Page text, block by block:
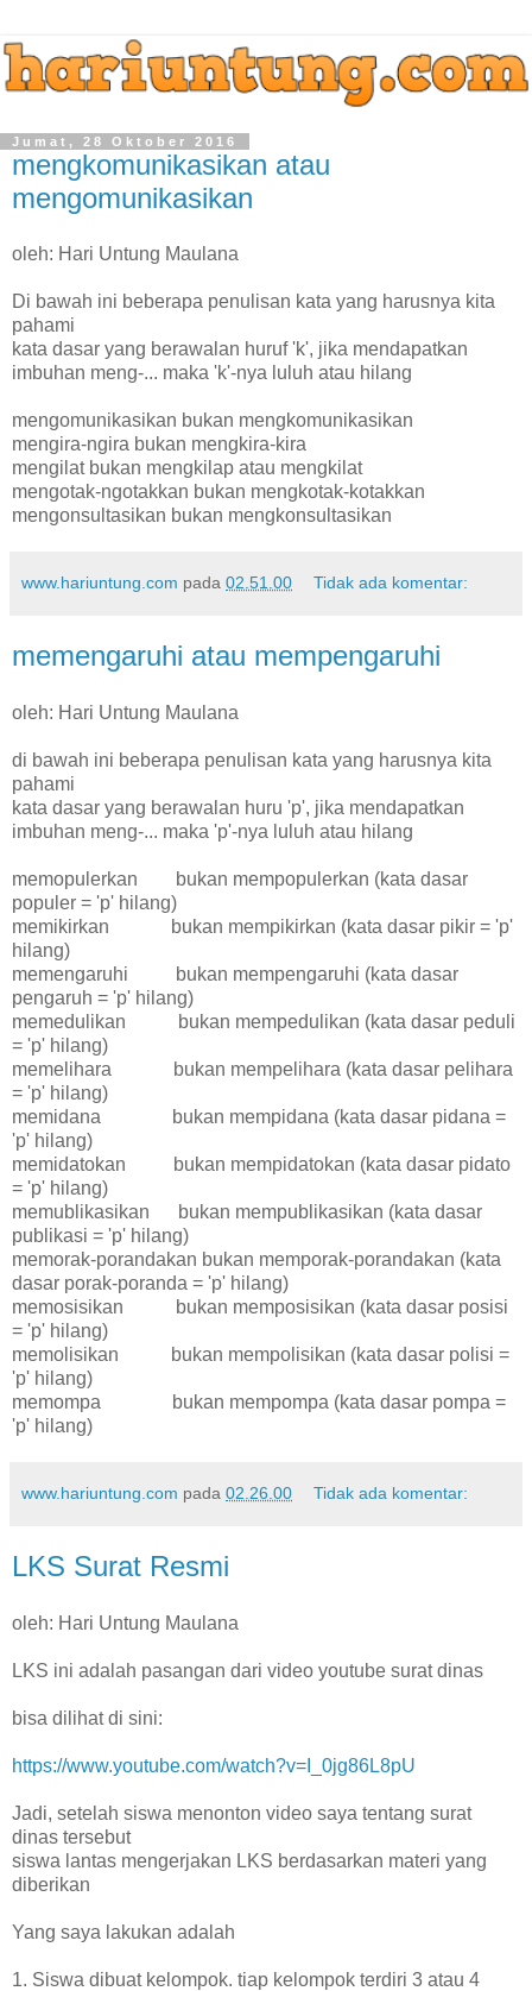
Jumat, 28 Oktober 2016
mengkomunikasikan atau
mengomunikasikan
oleh: Hari Untung Maulana
Di bawah ini beberapa penulisan kata yang harusnya kita
pahami
kata dasar yang berawalan huruf 'k', jika mendapatkan
imbuhan meng-... maka 'k'-nya luluh atau hilang
mengomunikasikan bukan mengkomunikasikan
mengira-ngira bukan mengkira-kira
mengilat bukan mengkilap atau mengkilat
mengotak-ngotakkan bukan mengkotak-kotakkan
mengonsultasikan bukan mengkonsultasikan
www.hariuntung.com pada 02.51.00 Tidak ada komentar:
memengaruhi atau mempengaruhi
oleh: Hari Untung Maulana
di bawah ini beberapa penulisan kata yang harusnya kita
pahami
kata dasar yang berawalan huru 'p', jika mendapatkan
imbuhan meng-... maka 'p'-nya luluh atau hilang
memopulerkan bukan mempopulerkan (kata dasar
populer = 'p' hilang)
memikirkan bukan mempikirkan (kata dasar pikir = 'p'
hilang)
memengaruhi bukan mempengaruhi (kata dasar
pengaruh = 'p' hilang)
memedulikan bukan mempedulikan (kata dasar peduli
= 'p' hilang)
memelihara bukan mempelihara (kata dasar pelihara
= 'p' hilang)
memidana bukan mempidana (kata dasar pidana =
'p' hilang)
memidatokan bukan mempidatokan (kata dasar pidato
= 'p' hilang)
memublikasikan bukan mempublikasikan (kata dasar
publikasi = 'p' hilang)
memorak-porandakan bukan memporak-porandakan (kata
dasar porak-poranda = 'p' hilang)
memosisikan bukan memposisikan (kata dasar posisi
= 'p' hilang)
memolisikan bukan mempolisikan (kata dasar polisi =
'p' hilang)
memompa bukan mempompa (kata dasar pompa =
'p' hilang)
www.hariuntung.com pada 02.26.00 Tidak ada komentar:
LKS Surat Resmi
oleh: Hari Untung Maulana
LKS ini adalah pasangan dari video youtube surat dinas
bisa dilihat di sini:
https://www.youtube.com/watch?v=I_0jg86L8pU
Jadi, setelah siswa menonton video saya tentang surat
dinas tersebut
siswa lantas mengerjakan LKS berdasarkan materi yang
diberikan
Yang saya lakukan adalah
1. Siswa dibuat kelompok. tiap kelompok terdiri 3 atau 4